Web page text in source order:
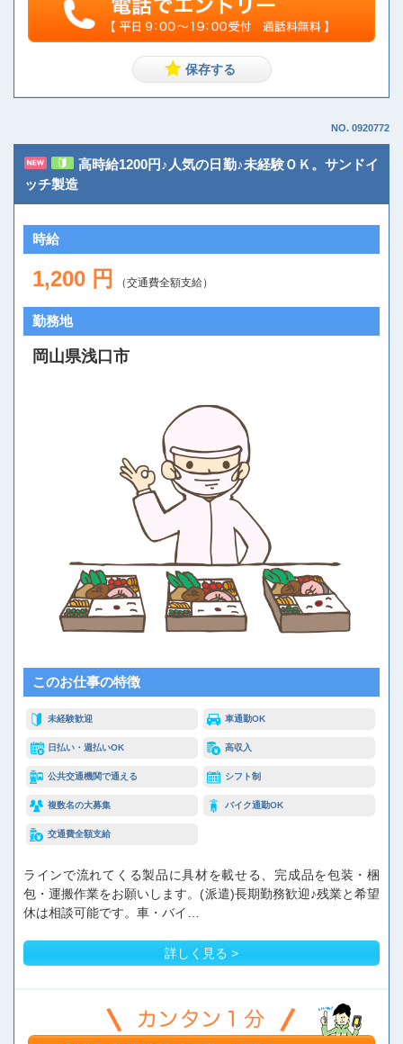
NO. 0920772
高時給1200円♪人気の日勤♪未経験ＯＫ。サンドイ
ッチ製造
時給
1,200 円 （交通費全額支給）
勤務地
岡山県浅口市
このお仕事の特徴
未経験歓迎 車通勤OK
日払い・週払いOK 高収入
公共交通機関で通える シフト制
複数名の大募集 バイク通勤OK
交通費全額支給
ラインで流れてくる製品に具材を載せる、完成品を包装・梱
包・運搬作業をお願いします。(派遣)長期勤務歓迎♪残業と希望
休は相談可能です。車・バイ…
詳しく見る >